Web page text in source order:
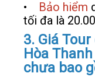
• Bảo hiểm
tối đa là
3. Giá
Hòa
chưa bao